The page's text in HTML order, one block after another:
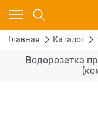
Главная Каталог
Водорозетка